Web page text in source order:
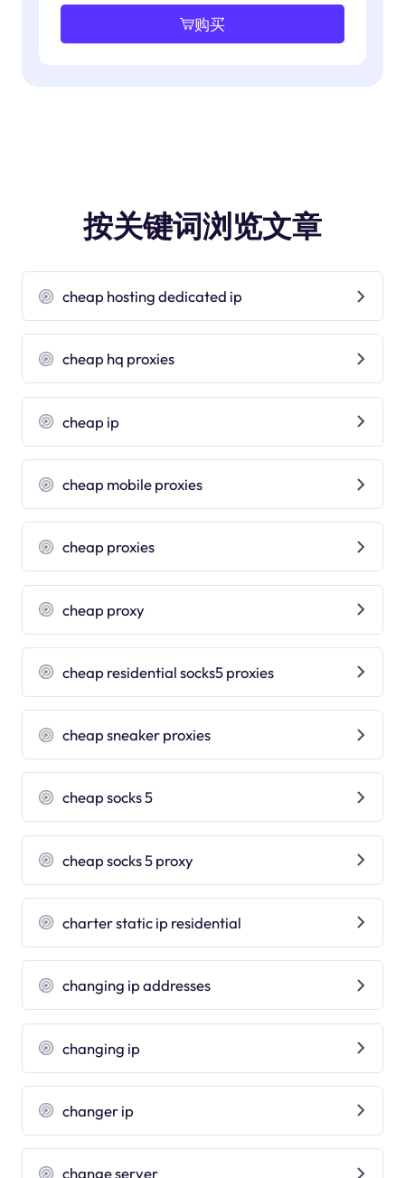
购买
按关键词浏览文章
cheap hosting dedicated ip
cheap hq proxies
cheap ip
cheap mobile proxies
cheap proxies
cheap proxy
cheap residential socks5 proxies
cheap sneaker proxies
cheap socks 5
cheap socks 5 proxy
charter static ip residential
changing ip addresses
changing ip
changer ip
change server